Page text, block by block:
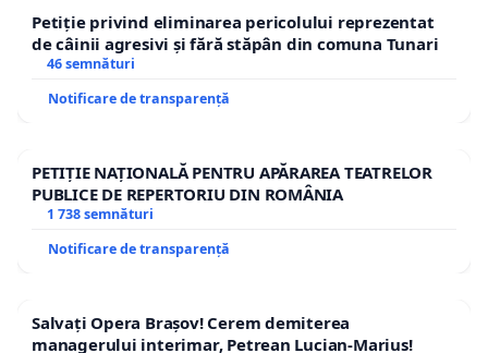
Petiție privind eliminarea pericolului reprezentat
de câinii agresivi și fără stăpân din comuna Tunari
46 semnături
Notificare de transparență
PETIȚIE NAȚIONALĂ PENTRU APĂRAREA TEATRELOR
PUBLICE DE REPERTORIU DIN ROMÂNIA
1 738 semnături
Notificare de transparență
Salvați Opera Brașov! Cerem demiterea
managerului interimar, Petrean Lucian-Marius!